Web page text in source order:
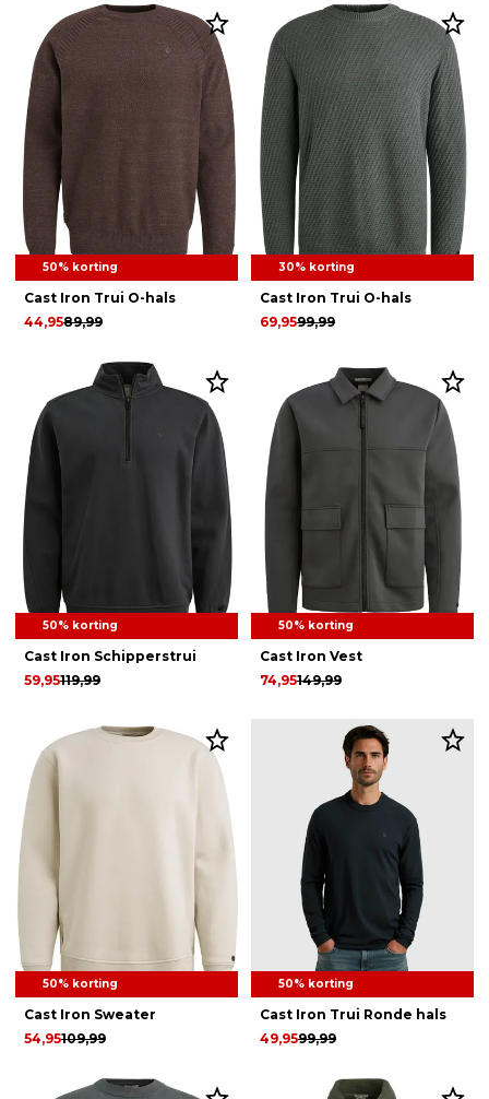
50% korting
Cast Iron Trui O-hals
89,99
44,95
30% korting
Cast Iron Trui O-hals
99,99
69,95
50% korting
Cast Iron Schipperstrui
119,99
59,95
50% korting
Cast Iron Vest
149,99
74,95
50% korting
Cast Iron Sweater
109,99
54,95
50% korting
Cast Iron Trui Ronde hals
99,99
49,95